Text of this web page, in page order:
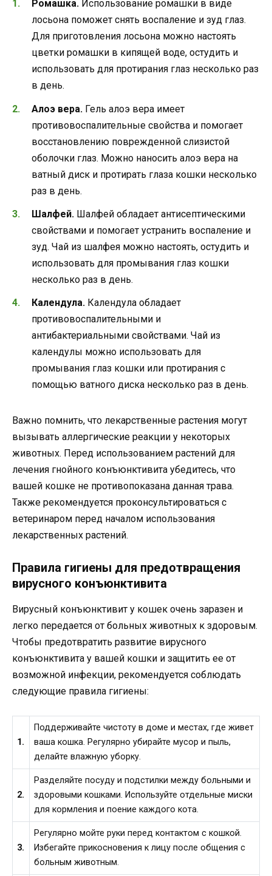
Ромашка. Использование ромашки в виде
лосьона поможет снять воспаление и зуд глаз.
Для приготовления лосьона можно настоять
цветки ромашки в кипящей воде, остудить и
использовать для протирания глаз несколько раз
в день.
Алоэ вера. Гель алоэ вера имеет
противовоспалительные свойства и помогает
восстановлению поврежденной слизистой
оболочки глаз. Можно наносить алоэ вера на
ватный диск и протирать глаза кошки несколько
раз в день.
Шалфей. Шалфей обладает антисептическими
свойствами и помогает устранить воспаление и
зуд. Чай из шалфея можно настоять, остудить и
использовать для промывания глаз кошки
несколько раз в день.
Календула. Календула обладает
противовоспалительными и
антибактериальными свойствами. Чай из
календулы можно использовать для
промывания глаз кошки или протирания с
помощью ватного диска несколько раз в день.
Важно помнить, что лекарственные растения могут
вызывать аллергические реакции у некоторых
животных. Перед использованием растений для
лечения гнойного конъюнктивита убедитесь, что
вашей кошке не противопоказана данная трава.
Также рекомендуется проконсультироваться с
ветеринаром перед началом использования
лекарственных растений.
Правила гигиены для предотвращения
вирусного конъюнктивита
Вирусный конъюнктивит у кошек очень заразен и
легко передается от больных животных к здоровым.
Чтобы предотвратить развитие вирусного
конъюнктивита у вашей кошки и защитить ее от
возможной инфекции, рекомендуется соблюдать
следующие правила гигиены:
1.
Поддерживайте чистоту в доме и местах, где живет
ваша кошка. Регулярно убирайте мусор и пыль,
делайте влажную уборку.
2.
Разделяйте посуду и подстилки между больными и
здоровыми кошками. Используйте отдельные миски
для кормления и поение каждого кота.
3.
Регулярно мойте руки перед контактом с кошкой.
Избегайте прикосновения к лицу после общения с
больным животным.